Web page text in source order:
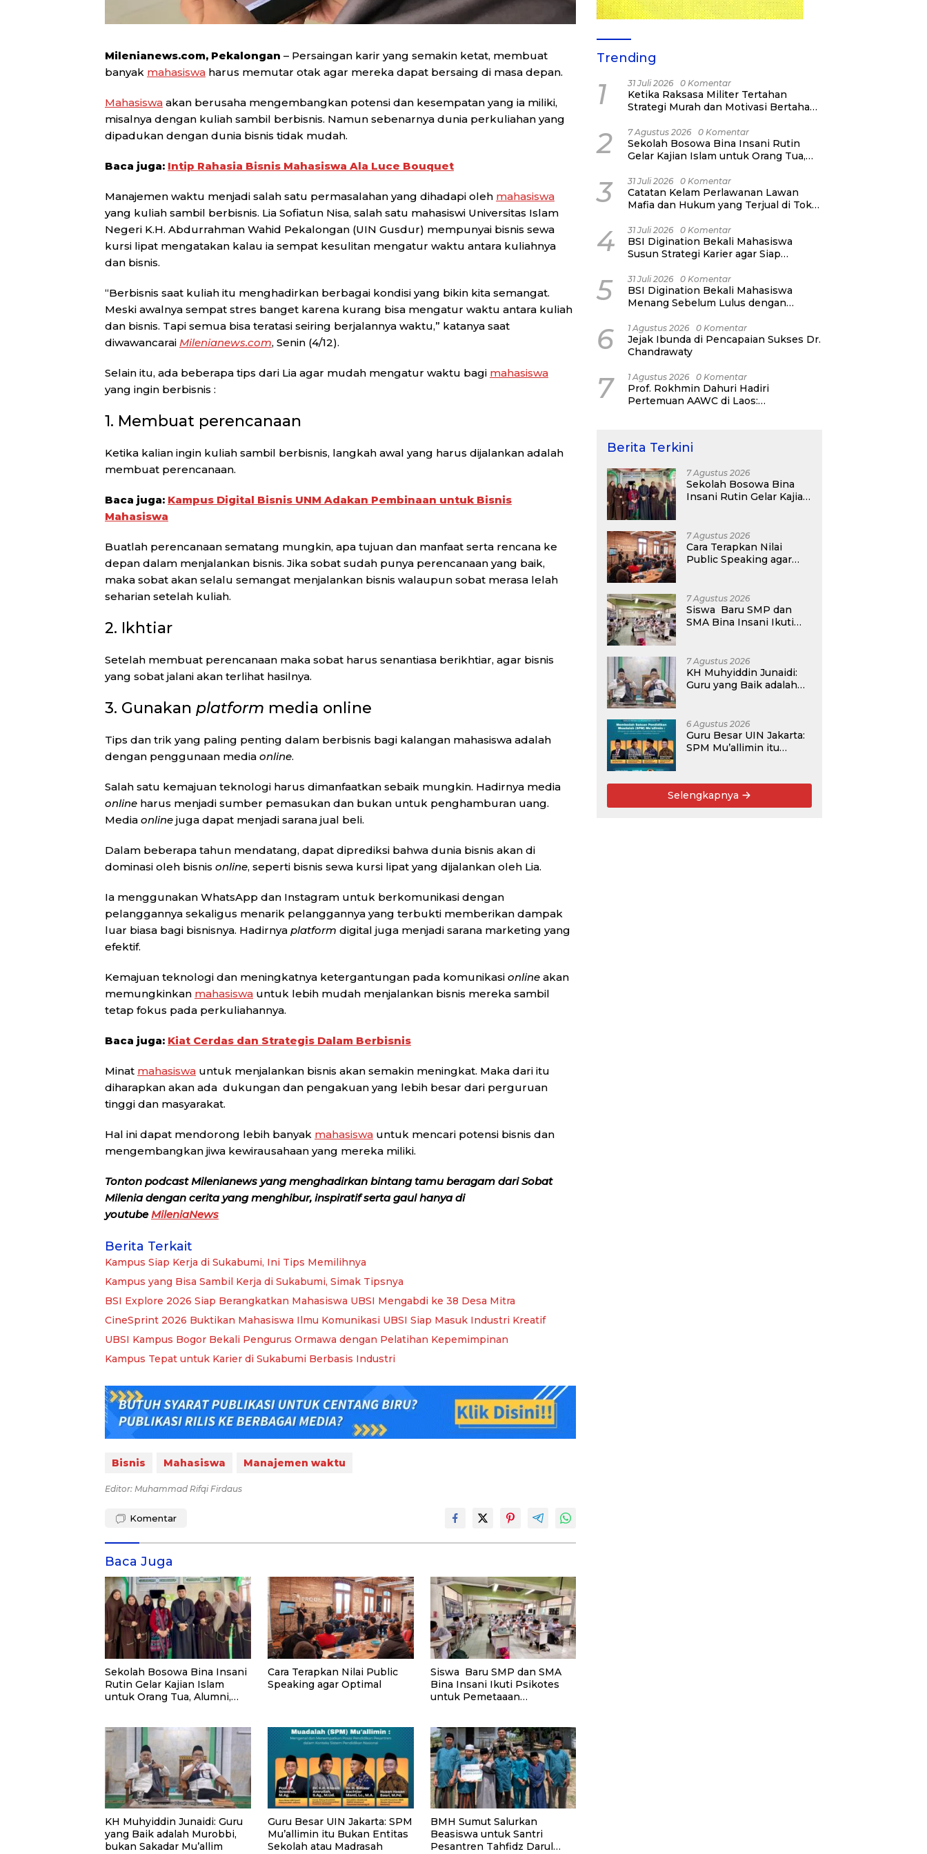
Milenianews.com, Pekalongan – Persaingan karir yang semakin ketat, membuat
banyak mahasiswa harus memutar otak agar mereka dapat bersaing di masa depan.
Mahasiswa akan berusaha mengembangkan potensi dan kesempatan yang ia miliki,
misalnya dengan kuliah sambil berbisnis. Namun sebenarnya dunia perkuliahan yang
dipadukan dengan dunia bisnis tidak mudah.
Baca juga: Intip Rahasia Bisnis Mahasiswa Ala Luce Bouquet
Manajemen waktu menjadi salah satu permasalahan yang dihadapi oleh mahasiswa
yang kuliah sambil berbisnis. Lia Sofiatun Nisa, salah satu mahasiswi Universitas Islam
Negeri K.H. Abdurrahman Wahid Pekalongan (UIN Gusdur) mempunyai bisnis sewa
kursi lipat mengatakan kalau ia sempat kesulitan mengatur waktu antara kuliahnya
dan bisnis.
“Berbisnis saat kuliah itu menghadirkan berbagai kondisi yang bikin kita semangat.
Meski awalnya sempat stres banget karena kurang bisa mengatur waktu antara kuliah
dan bisnis. Tapi semua bisa teratasi seiring berjalannya waktu,” katanya saat
diwawancarai Milenianews.com, Senin (4/12).
Selain itu, ada beberapa tips dari Lia agar mudah mengatur waktu bagi mahasiswa
yang ingin berbisnis :
1. Membuat perencanaan
Ketika kalian ingin kuliah sambil berbisnis, langkah awal yang harus dijalankan adalah
membuat perencanaan.
Baca juga: Kampus Digital Bisnis UNM Adakan Pembinaan untuk Bisnis
Mahasiswa
Buatlah perencanaan sematang mungkin, apa tujuan dan manfaat serta rencana ke
depan dalam menjalankan bisnis. Jika sobat sudah punya perencanaan yang baik,
maka sobat akan selalu semangat menjalankan bisnis walaupun sobat merasa lelah
seharian setelah kuliah.
2. Ikhtiar
Setelah membuat perencanaan maka sobat harus senantiasa berikhtiar, agar bisnis
yang sobat jalani akan terlihat hasilnya.
3. Gunakan platform media online
Tips dan trik yang paling penting dalam berbisnis bagi kalangan mahasiswa adalah
dengan penggunaan media online.
Salah satu kemajuan teknologi harus dimanfaatkan sebaik mungkin. Hadirnya media
online harus menjadi sumber pemasukan dan bukan untuk penghamburan uang.
Media online juga dapat menjadi sarana jual beli.
Dalam beberapa tahun mendatang, dapat diprediksi bahwa dunia bisnis akan di
dominasi oleh bisnis online, seperti bisnis sewa kursi lipat yang dijalankan oleh Lia.
Ia menggunakan WhatsApp dan Instagram untuk berkomunikasi dengan
pelanggannya sekaligus menarik pelanggannya yang terbukti memberikan dampak
luar biasa bagi bisnisnya. Hadirnya platform digital juga menjadi sarana marketing yang
efektif.
Kemajuan teknologi dan meningkatnya ketergantungan pada komunikasi online akan
memungkinkan mahasiswa untuk lebih mudah menjalankan bisnis mereka sambil
tetap fokus pada perkuliahannya.
Baca juga: Kiat Cerdas dan Strategis Dalam Berbisnis
Minat mahasiswa untuk menjalankan bisnis akan semakin meningkat. Maka dari itu
diharapkan akan ada dukungan dan pengakuan yang lebih besar dari perguruan
tinggi dan masyarakat.
Hal ini dapat mendorong lebih banyak mahasiswa untuk mencari potensi bisnis dan
mengembangkan jiwa kewirausahaan yang mereka miliki.
Tonton podcast Milenianews yang menghadirkan bintang tamu beragam dari Sobat
Milenia dengan cerita yang menghibur, inspiratif serta gaul hanya di
youtubeMileniaNews
Berita Terkait
Kampus Siap Kerja di Sukabumi, Ini Tips Memilihnya
Kampus yang Bisa Sambil Kerja di Sukabumi, Simak Tipsnya
BSI Explore 2026 Siap Berangkatkan Mahasiswa UBSI Mengabdi ke 38 Desa Mitra
CineSprint 2026 Buktikan Mahasiswa Ilmu Komunikasi UBSI Siap Masuk Industri Kreatif
UBSI Kampus Bogor Bekali Pengurus Ormawa dengan Pelatihan Kepemimpinan
Kampus Tepat untuk Karier di Sukabumi Berbasis Industri
Bisnis Mahasiswa Manajemen waktu
Editor: Muhammad Rifqi Firdaus
Komentar
Baca Juga
Sekolah Bosowa Bina Insani
Rutin Gelar Kajian Islam
untuk Orang Tua, Alumni,
Cara Terapkan Nilai Public
Speaking agar Optimal
Siswa Baru SMP dan SMA
Bina Insani Ikuti Psikotes
untuk Pemetaaan
KH Muhyiddin Junaidi: Guru
yang Baik adalah Murobbi,
bukan Sakadar Mu’allim
Guru Besar UIN Jakarta: SPM
Mu’allimin itu Bukan Entitas
Sekolah atau Madrasah
BMH Sumut Salurkan
Beasiswa untuk Santri
Pesantren Tahfidz Darul
Trending
1 31 Juli 2026 0 Komentar
Ketika Raksasa Militer Tertahan
Strategi Murah dan Motivasi Bertahan
2 7 Agustus 2026 0 Komentar
Sekolah Bosowa Bina Insani Rutin
Gelar Kajian Islam untuk Orang Tua,
3 31 Juli 2026 0 Komentar
Catatan Kelam Perlawanan Lawan
Mafia dan Hukum yang Terjual di Toko
4 31 Juli 2026 0 Komentar
BSI Digination Bekali Mahasiswa
Susun Strategi Karier agar Siap
5 31 Juli 2026 0 Komentar
BSI Digination Bekali Mahasiswa
Menang Sebelum Lulus dengan
6 1 Agustus 2026 0 Komentar
Jejak Ibunda di Pencapaian Sukses Dr.
Chandrawaty
7 1 Agustus 2026 0 Komentar
Prof. Rokhmin Dahuri Hadiri
Pertemuan AAWC di Laos:
Berita Terkini
7 Agustus 2026
Sekolah Bosowa Bina
Insani Rutin Gelar Kajian
Umum
7 Agustus 2026
Cara Terapkan Nilai
Public Speaking agar
7 Agustus 2026
Siswa Baru SMP dan
SMA Bina Insani Ikuti
Awal
7 Agustus 2026
KH Muhyiddin Junaidi:
Guru yang Baik adalah
6 Agustus 2026
Guru Besar UIN Jakarta:
SPM Mu’allimin itu
Selengkapnya